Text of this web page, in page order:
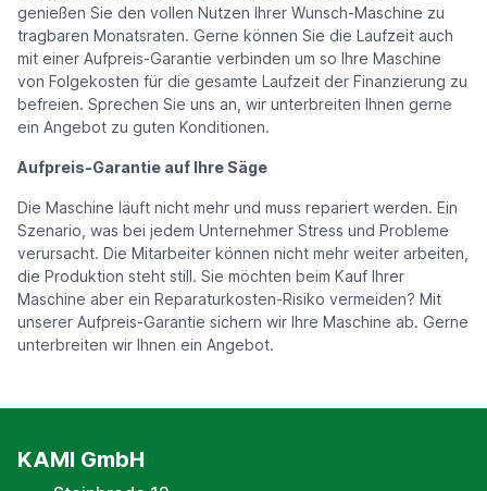
genießen Sie den vollen Nutzen Ihrer Wunsch-Maschine zu
tragbaren Monatsraten. Gerne können Sie die Laufzeit auch
mit einer Aufpreis-Garantie verbinden um so Ihre Maschine
von Folgekosten für die gesamte Laufzeit der Finanzierung zu
befreien. Sprechen Sie uns an, wir unterbreiten Ihnen gerne
ein Angebot zu guten Konditionen.
Aufpreis-Garantie auf Ihre Säge
Die Maschine läuft nicht mehr und muss repariert werden. Ein
Szenario, was bei jedem Unternehmer Stress und Probleme
verursacht. Die Mitarbeiter können nicht mehr weiter arbeiten,
die Produktion steht still. Sie möchten beim Kauf Ihrer
Maschine aber ein Reparaturkosten-Risiko vermeiden? Mit
unserer Aufpreis-Garantie sichern wir Ihre Maschine ‪ab. Gerne
unterbreiten wir Ihnen ein Angebot.
KAMI GmbH